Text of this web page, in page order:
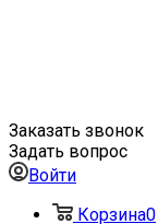
Заказать звонок
Задать вопрос
Войти
Корзина0